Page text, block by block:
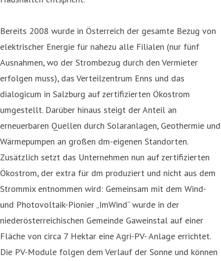
Bereits 2008 wurde in Österreich der gesamte Bezug von
elektrischer Energie für nahezu alle Filialen (nur fünf
Ausnahmen, wo der Strombezug durch den Vermieter
erfolgen muss), das Verteilzentrum Enns und das
dialogicum in Salzburg auf zertifizierten Ökostrom
umgestellt. Darüber hinaus steigt der Anteil an
erneuerbaren Quellen durch Solaranlagen, Geothermie und
Wärmepumpen an großen dm-eigenen Standorten.
Zusätzlich setzt das Unternehmen nun auf zertifizierten
Ökostrom, der extra für dm produziert und nicht aus dem
Strommix entnommen wird: Gemeinsam mit dem Wind-
und Photovoltaik-Pionier „ImWind“ wurde in der
niederösterreichischen Gemeinde Gaweinstal auf einer
Fläche von circa 7 Hektar eine Agri-PV- Anlage errichtet.
Die PV-Module folgen dem Verlauf der Sonne und können